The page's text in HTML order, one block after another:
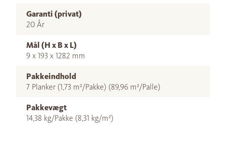
Garanti (privat)
20 År
Mål (H x B x L)
9 x 193 x 1282 mm
Pakkeindhold
7 Planker (1,73 m²/Pakke) (89,96 m²/Palle)
Pakkevægt
14,38 kg/Pakke (8,31 kg/m²)